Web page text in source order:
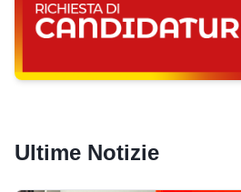
Ultime Notizie